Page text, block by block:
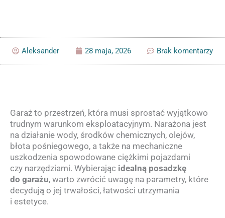
Aleksander 28 maja, 2026 Brak komentarzy
Garaż to przestrzeń, która musi sprostać wyjątkowo
trudnym warunkom eksploatacyjnym. Narażona jest
na działanie wody, środków chemicznych, olejów,
błota pośniegowego, a także na mechaniczne
uszkodzenia spowodowane ciężkimi pojazdami
czy narzędziami. Wybierając idealną posadzkę
do garażu, warto zwrócić uwagę na parametry, które
decydują o jej trwałości, łatwości utrzymania
i estetyce.